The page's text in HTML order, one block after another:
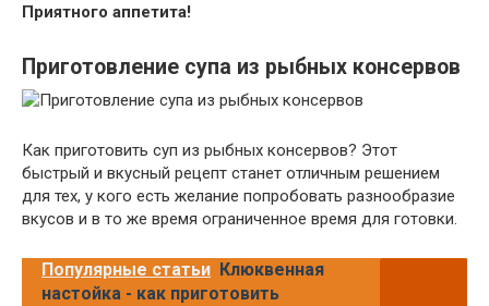
Приятного аппетита!
Приготовление супа из рыбных консервов
Как приготовить суп из рыбных консервов? Этот
быстрый и вкусный рецепт станет отличным решением
для тех, у кого есть желание попробовать разнообразие
вкусов и в то же время ограниченное время для готовки.
Популярные статьи Клюквенная
настойка - как приготовить